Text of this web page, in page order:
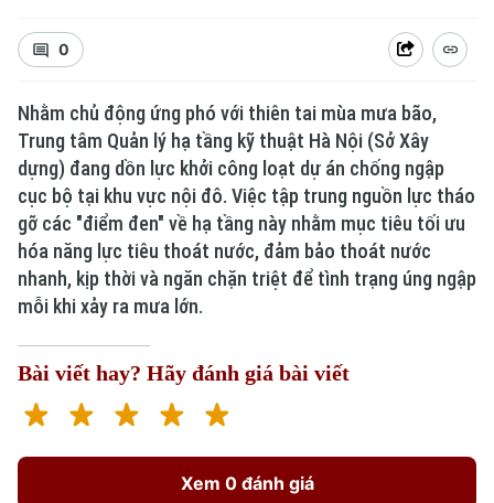
Xu hướng
0
Nhằm chủ động ứng phó với thiên tai mùa mưa bão,
Trung tâm Quản lý hạ tầng kỹ thuật Hà Nội (Sở Xây
dựng) đang dồn lực khởi công loạt dự án chống ngập
cục bộ tại khu vực nội đô. Việc tập trung nguồn lực tháo
gỡ các "điểm đen" về hạ tầng này nhằm mục tiêu tối ưu
hóa năng lực tiêu thoát nước, đảm bảo thoát nước
nhanh, kịp thời và ngăn chặn triệt để tình trạng úng ngập
mỗi khi xảy ra mưa lớn.
Bài viết hay? Hãy đánh giá bài viết
Xem 0 đánh giá